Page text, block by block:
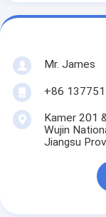
Mr. James
+86
Kamer 201
Wujin
Jiangsu